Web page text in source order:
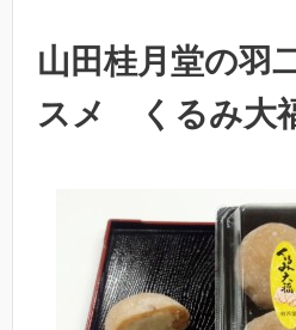
山田桂月堂の羽
スメ くるみ大